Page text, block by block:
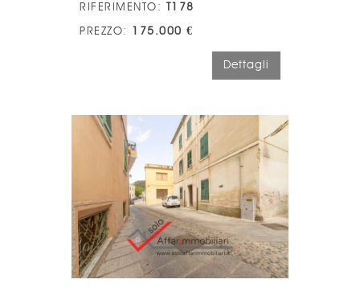
RIFERIMENTO: T178
PREZZO: 175.000 €
Dettagli